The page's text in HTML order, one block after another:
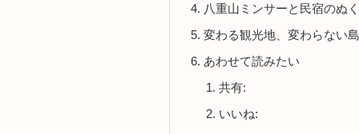
八重山ミンサーと民宿のぬ
変わる観光地、変わらない
あわせて読みたい
共有:
いいね: